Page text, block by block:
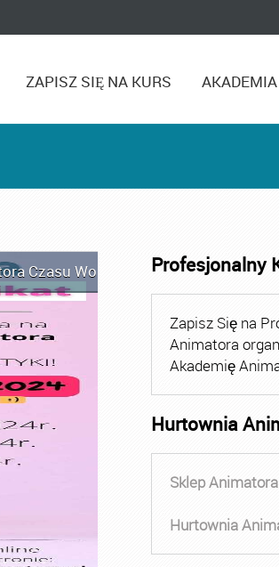
ZAPISZ SIĘ NA KURS
Czasu Wolnego Kurs Animatora
Profesjonalny
Zapisz Się na
Animatora
Akademię
Hurtownia
Sklep Animatora
Hurtownia